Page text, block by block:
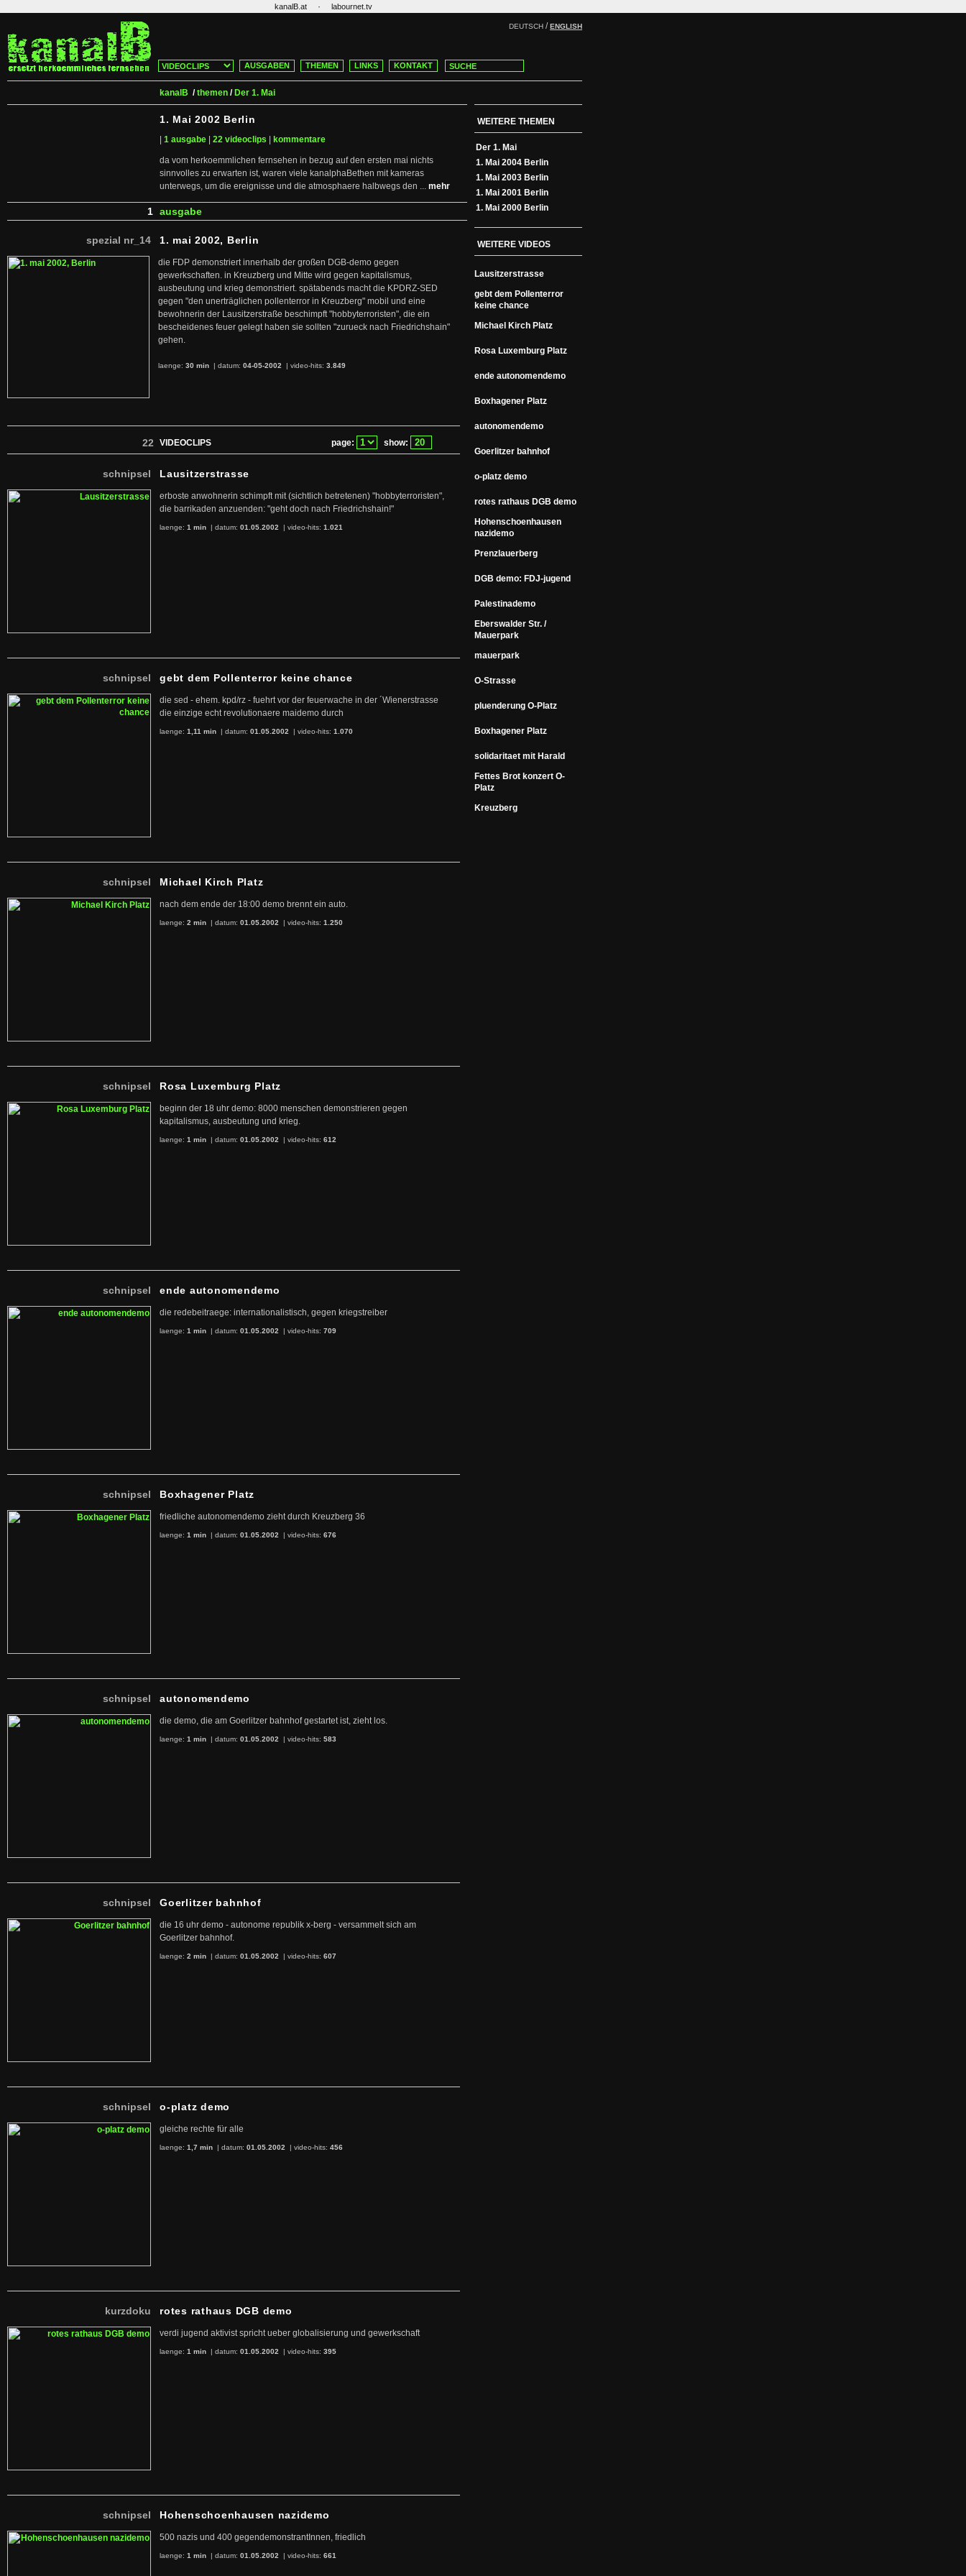
kanalB.at · labournet.tv
DEUTSCH /ENGLISH
AUSGABEN THEMEN LINKS KONTAKT
kanalB /themen / Der 1. Mai
1. Mai 2002 Berlin
1 ausgabe 22 videoclips kommentare
da vom herkoemmlichen fernsehen in bezug auf den ersten mai nichts
sinnvolles zu erwarten ist, waren viele kanalphaBethen mit kameras
unterwegs, um die ereignisse und die atmosphaere halbwegs den ... mehr
1 ausgabe
spezial nr_14 1. mai 2002, Berlin
die FDP demonstriert innerhalb der großen DGB-demo gegen
gewerkschaften. in Kreuzberg und Mitte wird gegen kapitalismus,
ausbeutung und krieg demonstriert. spätabends macht die KPDRZ-SED
gegen "den unerträglichen pollenterror in Kreuzberg" mobil und eine
bewohnerin der Lausitzerstraße beschimpft "hobbyterroristen", die ein
bescheidenes feuer gelegt haben sie sollten "zurueck nach Friedrichshain"
gehen.
laenge: 30 min | datum: 04-05-2002 | video-hits: 3.849
22 VIDEOCLIPS page: show:
schnipsel Lausitzerstrasse
erboste anwohnerin schimpft mit (sichtlich betretenen) "hobbyterroristen",
die barrikaden anzuenden: "geht doch nach Friedrichshain!"
laenge: 1 min | datum: 01.05.2002 | video-hits: 1.021
schnipsel gebt dem Pollenterror keine chance
die sed - ehem. kpd/rz - fuehrt vor der feuerwache in der ´Wienerstrasse
die einzige echt revolutionaere maidemo durch
laenge: 1,11 min | datum: 01.05.2002 | video-hits: 1.070
schnipsel Michael Kirch Platz
nach dem ende der 18:00 demo brennt ein auto.
laenge: 2 min | datum: 01.05.2002 | video-hits: 1.250
schnipsel Rosa Luxemburg Platz
beginn der 18 uhr demo: 8000 menschen demonstrieren gegen
kapitalismus, ausbeutung und krieg.
laenge: 1 min | datum: 01.05.2002 | video-hits: 612
schnipsel ende autonomendemo
die redebeitraege: internationalistisch, gegen kriegstreiber
laenge: 1 min | datum: 01.05.2002 | video-hits: 709
schnipsel Boxhagener Platz
friedliche autonomendemo zieht durch Kreuzberg 36
laenge: 1 min | datum: 01.05.2002 | video-hits: 676
schnipsel autonomendemo
die demo, die am Goerlitzer bahnhof gestartet ist, zieht los.
laenge: 1 min | datum: 01.05.2002 | video-hits: 583
schnipsel Goerlitzer bahnhof
die 16 uhr demo - autonome republik x-berg - versammelt sich am
Goerlitzer bahnhof.
laenge: 2 min | datum: 01.05.2002 | video-hits: 607
schnipsel o-platz demo
gleiche rechte für alle
laenge: 1,7 min | datum: 01.05.2002 | video-hits: 456
kurzdoku rotes rathaus DGB demo
verdi jugend aktivist spricht ueber globalisierung und gewerkschaft
laenge: 1 min | datum: 01.05.2002 | video-hits: 395
schnipsel Hohenschoenhausen nazidemo
500 nazis und 400 gegendemonstrantInnen, friedlich
laenge: 1 min | datum: 01.05.2002 | video-hits: 661
WEITERE THEMEN
Der 1. Mai
1. Mai 2004 Berlin
1. Mai 2003 Berlin
1. Mai 2001 Berlin
1. Mai 2000 Berlin
WEITERE VIDEOS
Lausitzerstrasse
gebt dem Pollenterror
keine chance
Michael Kirch Platz
Rosa Luxemburg Platz
ende autonomendemo
Boxhagener Platz
autonomendemo
Goerlitzer bahnhof
o-platz demo
rotes rathaus DGB demo
Hohenschoenhausen
nazidemo
Prenzlauerberg
DGB demo: FDJ-jugend
Palestinademo
Eberswalder Str. /
Mauerpark
mauerpark
O-Strasse
pluenderung O-Platz
Boxhagener Platz
solidaritaet mit Harald
Fettes Brot konzert O-
Platz
Kreuzberg